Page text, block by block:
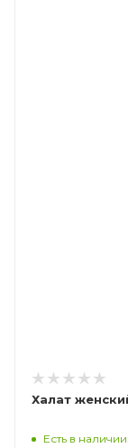
Халат
Есть в